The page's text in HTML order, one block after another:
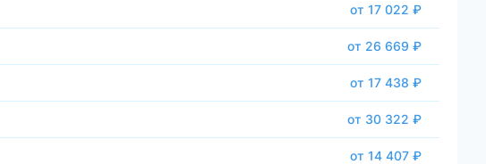
от 17 022 ₽
от 26 669 ₽
от 17 438 ₽
от 30 322 ₽
от 14 407 ₽